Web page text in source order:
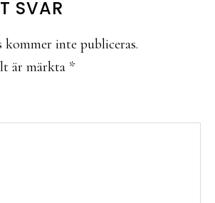
SVAR
kommer inte publiceras.
är märkta *